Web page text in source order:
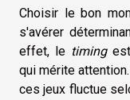
Choisir le bon
s'avérer
effet, le timingest
qui mérite
ces jeux fluctue